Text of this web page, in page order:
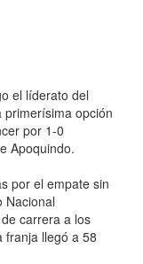
el líderato del
primerísima opción
por 1-0
Apoquindo.
por el empate sin
Nacional
carrera a los
franja llegó a 58